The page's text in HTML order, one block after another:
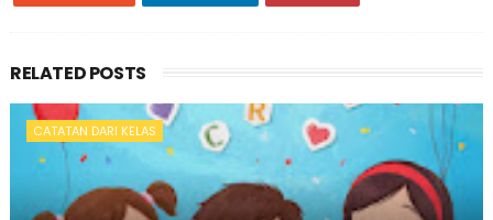
RELATED POSTS
CATATAN DARI KELAS